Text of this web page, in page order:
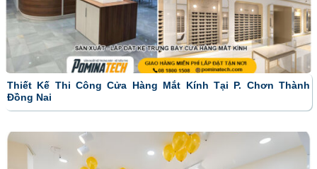
Thiết Kế Thi Công Cửa Hàng Mắt Kính Tại P. Chơn Thành
Đồng Nai